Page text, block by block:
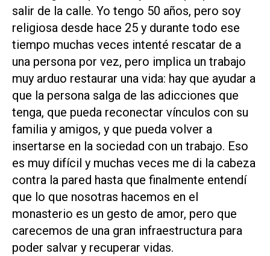
salir de la calle. Yo tengo 50 años, pero soy
religiosa desde hace 25 y durante todo ese
tiempo muchas veces intenté rescatar de a
una persona por vez, pero implica un trabajo
muy arduo restaurar una vida: hay que ayudar a
que la persona salga de las adicciones que
tenga, que pueda reconectar vínculos con su
familia y amigos, y que pueda volver a
insertarse en la sociedad con un trabajo. Eso
es muy difícil y muchas veces me di la cabeza
contra la pared hasta que finalmente entendí
que lo que nosotras hacemos en el
monasterio es un gesto de amor, pero que
carecemos de una gran infraestructura para
poder salvar y recuperar vidas.